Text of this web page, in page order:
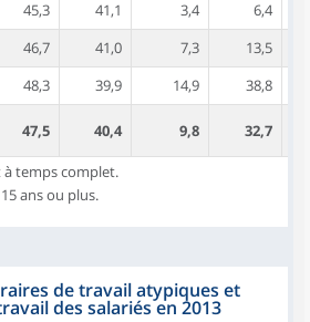
45,3 41,1 3,4
6,4
46,7 41,0 7,3
13,5
48,3 39,9 14,9
38,8
47,5 40,4 9,8 32,7
à temps complet.
ans ou plus.
de travail atypiques et
des salariés en 2013